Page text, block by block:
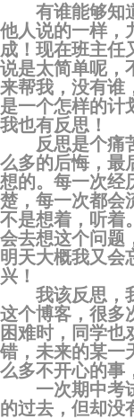
有谁能够知道
他人说的一样，
成！现在班主任
说是太简单呢，
来帮我，没有谁
是一个怎样的计
我也有反思！
反思是个痛苦
么多的后悔，最
想的。每一次经
楚，每一次都会
不是想着，听着
会去想这个问题
明天大概我又会
兴！
我该反思，我
这个博客，很多
困难时，同学也
错，未来的某一
么多不开心的事
一次期中考试
的过去，但却没